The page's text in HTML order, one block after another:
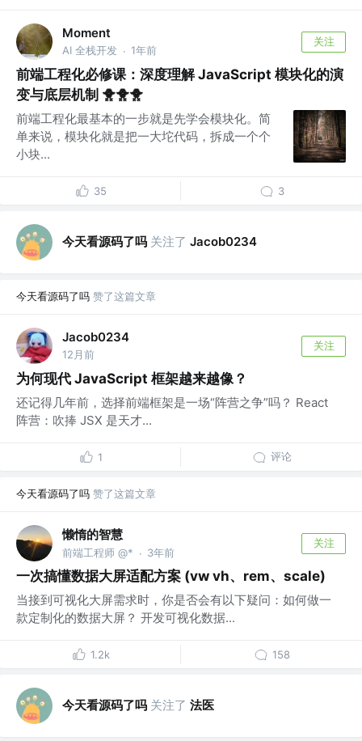
Moment
AI 全栈开发 · 1年前
关注
前端工程化必修课：深度理解 JavaScript 模块化的演
变与底层机制 🐥🐥🐥
前端工程化最基本的一步就是先学会模块化。简
单来说，模块化就是把一大坨代码，拆成一个个
小块...
35 3
今天看源码了吗 关注了 Jacob0234
今天看源码了吗 赞了这篇文章
Jacob0234
12月前
关注
为何现代 JavaScript 框架越来越像？
还记得几年前，选择前端框架是一场“阵营之争”吗？ React
阵营：吹捧 JSX 是天才...
1 评论
今天看源码了吗 赞了这篇文章
懒惰的智慧
前端工程师 @* · 3年前
关注
一次搞懂数据大屏适配方案 (vw vh、rem、scale)
当接到可视化大屏需求时，你是否会有以下疑问：如何做一
款定制化的数据大屏？ 开发可视化数据...
1.2k 158
今天看源码了吗 关注了 法医